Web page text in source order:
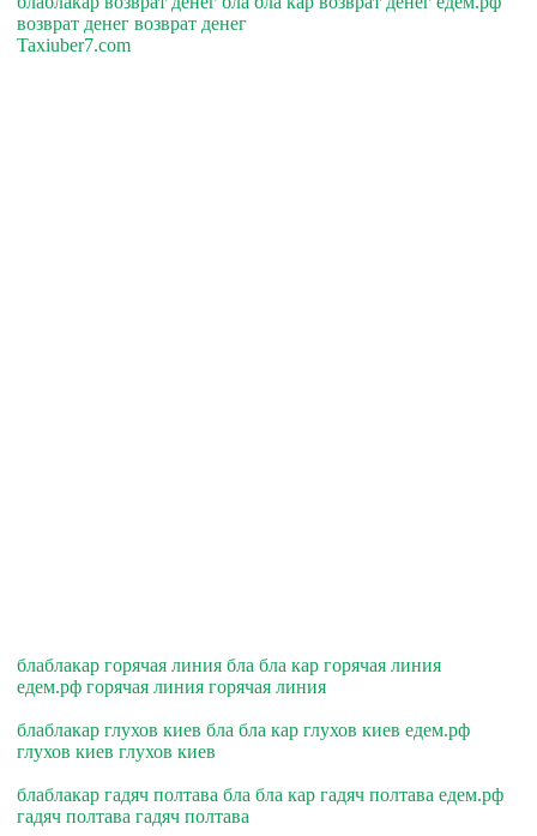
возврат денег возврат денег
Taxiuber7.com
блаблакар горячая линия бла бла кар горячая линия
едем.рф горячая линия горячая линия
блаблакар глухов киев бла бла кар глухов киев едем.рф
глухов киев глухов киев
блаблакар гадяч полтава бла бла кар гадяч полтава едем.рф
гадяч полтава гадяч полтава